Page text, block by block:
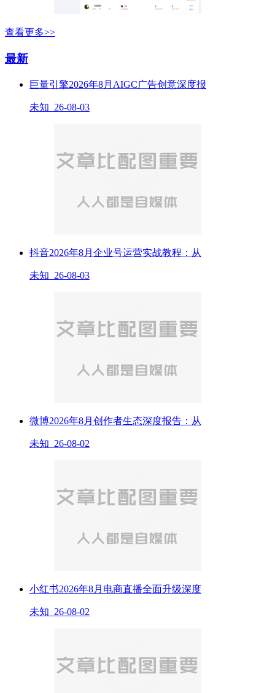
查看更多>>
最新
巨量引擎2026年8月AIGC广告创意深度报
未知 26-08-03
抖音2026年8月企业号运营实战教程：从
未知 26-08-03
微博2026年8月创作者生态深度报告：从
未知 26-08-02
小红书2026年8月电商直播全面升级深度
未知 26-08-02